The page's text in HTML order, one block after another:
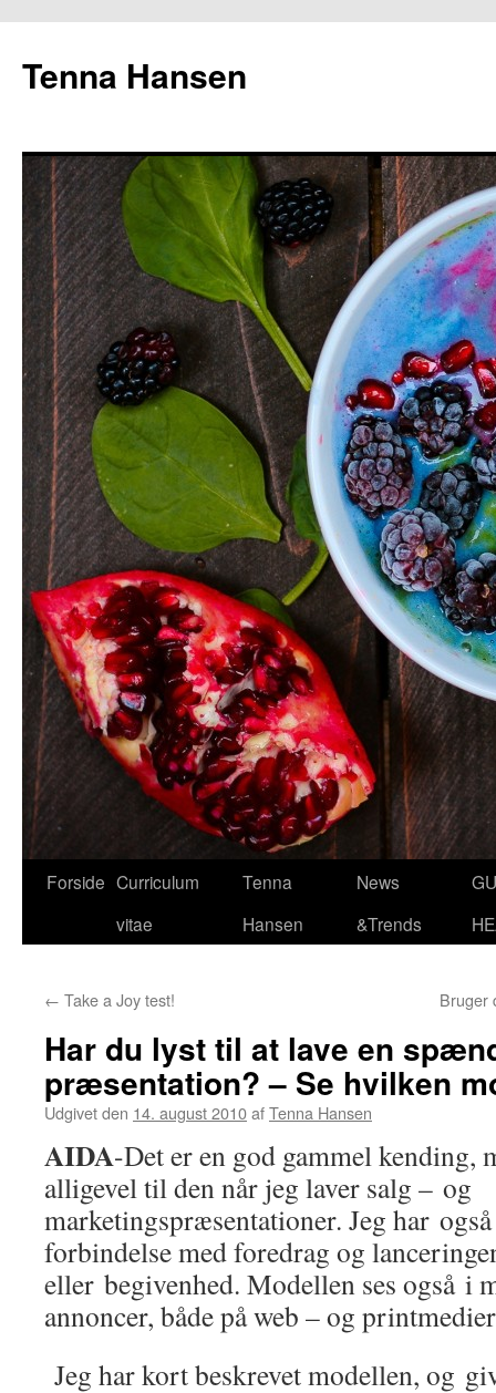
Tenna Hansen
Hop
Forside Curriculum
vitae
Tenna
Hansen
News
&Trends
← Take a Joy test! Bruger
Har du lyst til at lave en
præsentation? – Se hvilken
Udgivet den 14. august 2010afTenna Hansen
AIDA-Det er en god gammel kending,
alligevel til den når jeg laver salg – og
marketingspræsentationer. Jeg har
forbindelse med foredrag og
eller begivenhed. Modellen ses også i
annoncer, både på web – og
Jeg har kort beskrevet modellen, og